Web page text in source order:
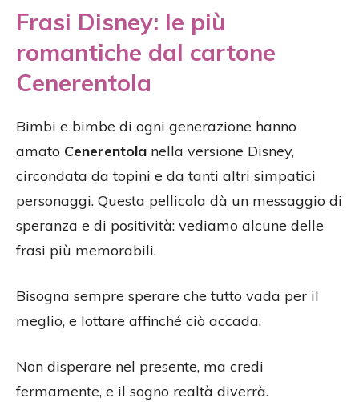
Frasi Disney: le più
romantiche dal cartone
Cenerentola
Bimbi e bimbe di ogni generazione hanno
amato Cenerentola nella versione Disney,
circondata da topini e da tanti altri simpatici
personaggi. Questa pellicola dà un messaggio di
speranza e di positività: vediamo alcune delle
frasi più memorabili.
Bisogna sempre sperare che tutto vada per il
meglio, e lottare affinché ciò accada.
Non disperare nel presente, ma credi
fermamente, e il sogno realtà diverrà.